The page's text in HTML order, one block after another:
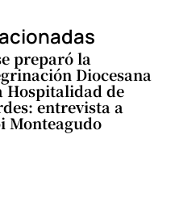
preparó la
Diocesana
Hospitalidad de
entrevista a
Monteagudo